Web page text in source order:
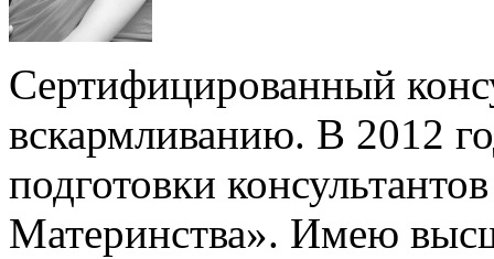
Сертифицированный
вскармливанию. В 2012
подготовки
Материнства». Имею